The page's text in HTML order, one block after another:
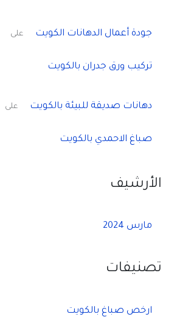
جودة أعمال الدهانات الكويت على
تركيب ورق جدران بالكويت
دهانات صديقة للبيئة بالكويت على
صباغ الاحمدي بالكويت
الأرشيف
مارس 2024
تصنيفات
ارخص صباغ بالكويت